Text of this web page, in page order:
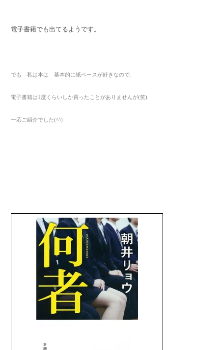
電子書籍でも出てるようです。
でも 私は本は 基本的に紙ベースが好きなので、
電子書籍は1度くらいしか買ったことがありませんが(笑)
一応ご紹介でした(^^)